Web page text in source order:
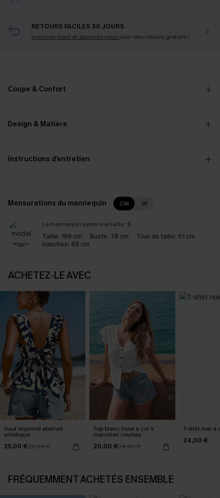
RETOURS FACILES 30 JOURS
Inscrivez-vous et abonnez-vous pour des retours gratuits !
Coupe & Confort
Design & Matière
Instructions d’entretien
Mensurations du mannequin CM IN
Le mannequin porte une taille: S
Taille: 169 cm Buste: 78 cm Tour de taille: 61 cm
Hanches: 89 cm
ACHETEZ‑LE AVEC
Haut imprimé abstrait
artistique
25,00 €29,00 €
Top blanc tissé à col V
manches courtes
20,00 €24,00 €
T-shirt noir à
24,00 €
FRÉQUEMMENT ACHETÉS ENSEMBLE